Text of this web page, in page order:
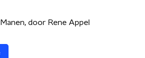
door Rene Appel